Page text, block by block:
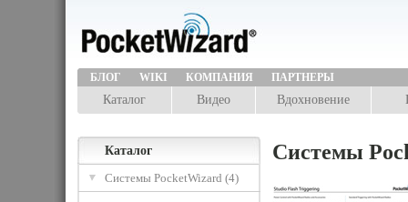
БЛОГ WIKI КОМПАНИЯ ПАРТНЕРЫ
Каталог Видео Вдохновение
Каталог
Системы PocketWizard (4)
Системы